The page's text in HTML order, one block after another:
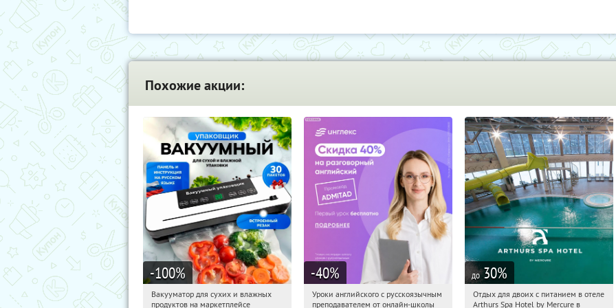
Похожие акции:
-100%
09:27:45 Получили:191
Вакууматор для сухих и влажных
продуктов на маркетплейсе
-40%
09:27:45 Получи первым!
Уроки английского с русскоязычным
преподавателем от онлайн-школы
до 30%
09:27:45 Купи первым!
Отдых для двоих с питанием в отеле
Arthurs Spa Hotel by Mercure в